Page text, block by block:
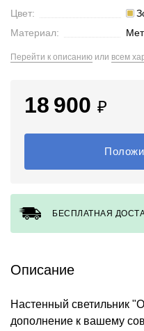
Цвет:
Материал:
Перейти к описанию или всем
18 900 ₽
БЕСПЛАТНАЯ
Описание
Настенный светильник
дополнение к вашему